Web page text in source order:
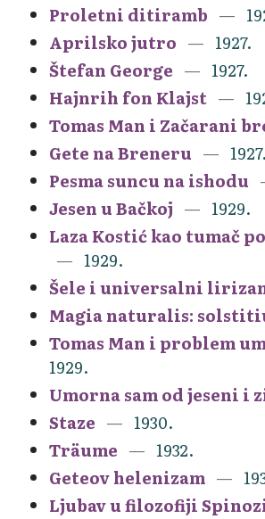
Proletni ditiramb
Aprilsko jutro
1927.
Štefan George
1927.
Hajnrih fon Klajst
Tomas Man i Začarani
Gete na Breneru
1927.
Pesma suncu na ishodu
Jesen u Bačkoj
1929.
Laza Kostić kao tumač
1929.
Šele i universalni
Magia naturalis:
Tomas Man i problem
1929.
Umorna sam od jeseni i
Staze
1930.
Träume
1932.
Geteov helenizam
Ljubav u filozofiji